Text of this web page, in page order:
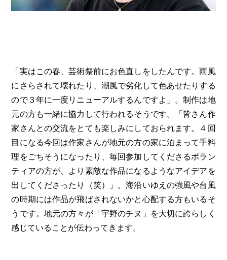
「実はこの春、芸術祭前にお色直しをしたんです。雨風
にさらされて壊れたり、潮風で劣化して色あせたりする
ので３年に一度リニューアルするんですよ」。制作は地
元の方も一緒に協力して行われるそうです。「皆さん作
家さんとの交流をとても楽しみにしておられます。４回
目になる今回は作家さんが地元の方の家に泊まって手料
理をごちそうになったり、毎回参加してくださるボラン
ティアの方が、より素敵な作品になるようなアイデアを
出してくださったり（笑）」。海沿いゆえの強風や台風
の時期には作品が飛ばされないかと心配する方もいるそ
うです。地元の方々が「宇野のチヌ」を大切に誇らしく
感じていることが伝わってきます。